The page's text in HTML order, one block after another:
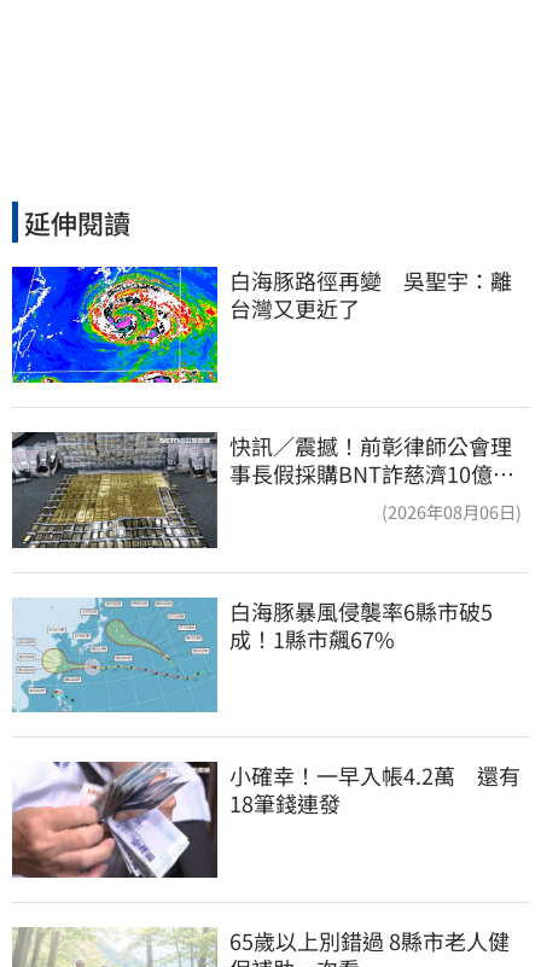
延伸閱讀
白海豚路徑再變　吳聖宇：離
台灣又更近了
快訊／震撼！前彰律師公會理
事長假採購BNT詐慈濟10億、
洗錢囤232kg黃金(2026年08月06日)
白海豚暴風侵襲率6縣市破5
成！1縣市飆67%
小確幸！一早入帳4.2萬　還有
18筆錢連發
65歲以上別錯過 8縣市老人健